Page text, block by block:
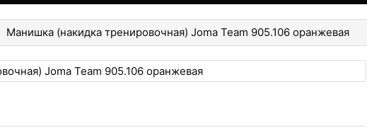
Манишка (накидка тренировочная) Joma Team 905.106 оранжевая